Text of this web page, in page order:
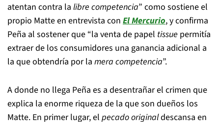
atentan contra la libre competencia” como sostiene el
propio Matte en entrevista con El Mercurio, y confirma
Peña al sostener que “la venta de papel tissue permitía
extraer de los consumidores una ganancia adicional a
la que obtendría por la mera competencia”.
A donde no llega Peña es a desentrañar el crimen que
explica la enorme riqueza de la que son dueños los
Matte. En primer lugar, el pecado originaldescansa en